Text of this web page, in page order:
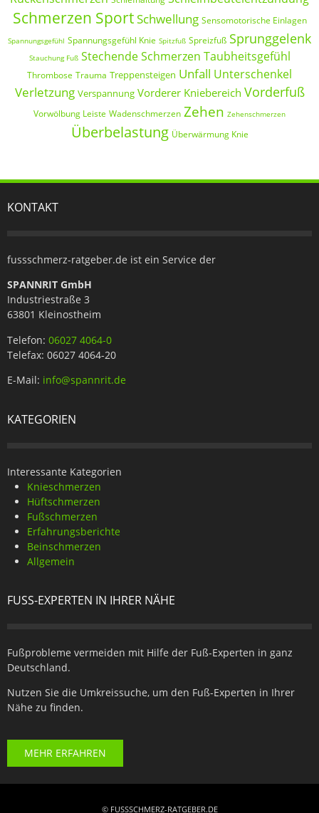
Schmerzen SportSchwellung Sensomotorische Einlagen
Spannungsgefühl Spannungsgefühl Knie Spitzfuß Spreizfuß Sprunggelenk
Stauchung Fuß Stechende Schmerzen Taubheitsgefühl
Thrombose Trauma Treppensteigen Unfall Unterschenkel
Verletzung Verspannung Vorderer Kniebereich Vorderfuß
Vorwölbung Leiste Wadenschmerzen Zehen Zehenschmerzen
Überbelastung Überwärmung Knie
KONTAKT
fussschmerz-ratgeber.de ist ein Service der
SPANNRIT GmbH
Industriestraße 3
63801 Kleinostheim
Telefon: 06027 4064-0
Telefax: 06027 4064-20
E-Mail: info@spannrit.de
KATEGORIEN
Interessante Kategorien
Knieschmerzen
Hüftschmerzen
Fußschmerzen
Erfahrungsberichte
Beinschmerzen
Allgemein
FUSS-EXPERTEN IN IHRER NÄHE
Fußprobleme vermeiden mit Hilfe der Fuß-Experten in ganz
Deutschland.
Nutzen Sie die Umkreissuche, um den Fuß-Experten in Ihrer
Nähe zu finden.
MEHR ERFAHREN
© FUSSSCHMERZ-RATGEBER.DE